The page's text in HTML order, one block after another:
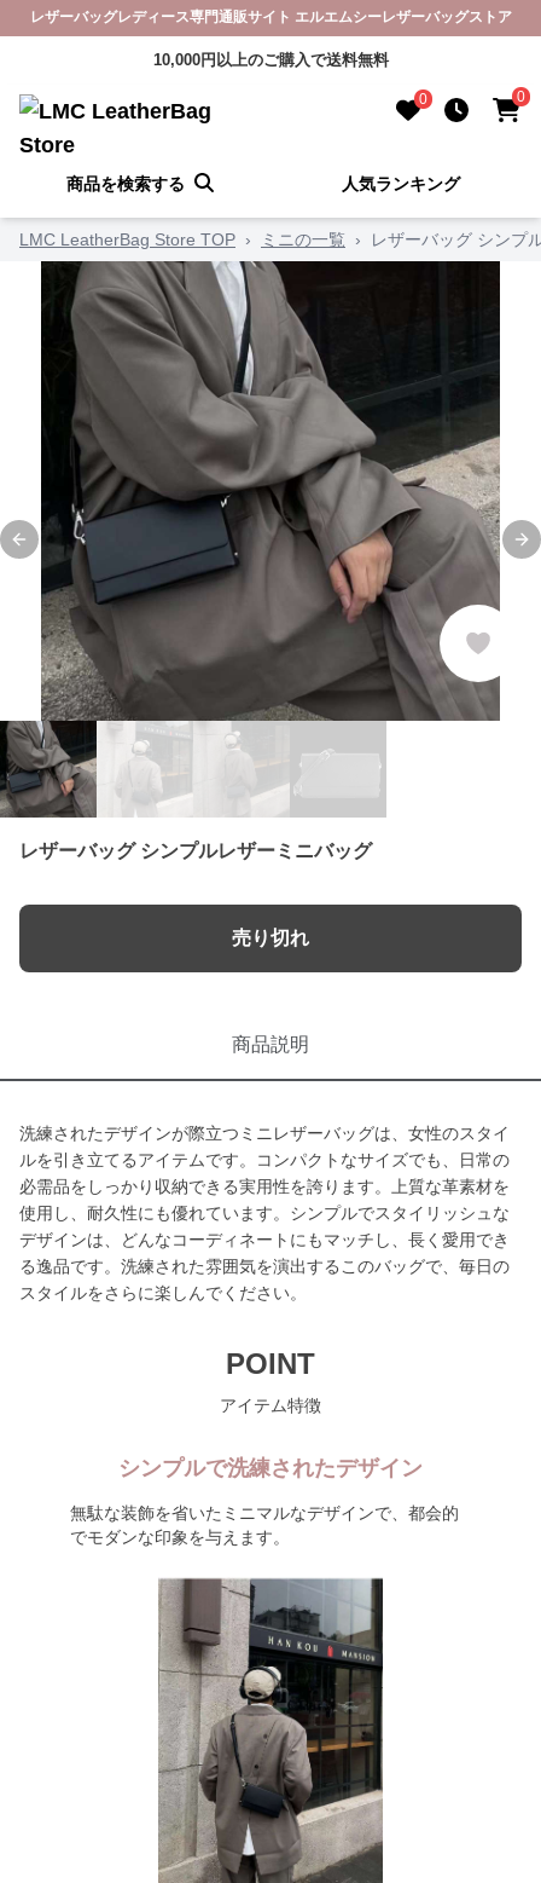
レザーバッグレディース専門通販サイト エルエムシーレザーバッグストア
10,000円以上のご購入で送料無料
0 0
商品を検索する 人気ランキング
LMC LeatherBag Store TOP › ミニの一覧 › レザーバッグ シンプ
Previous slide
レザーバッグ シンプルレザーミニバッグ
売り切れ
商品説明
洗練されたデザインが際立つミニレザーバッグは、女性のスタイ
ルを引き立てるアイテムです。コンパクトなサイズでも、日常の
必需品をしっかり収納できる実用性を誇ります。上質な革素材を
使用し、耐久性にも優れています。シンプルでスタイリッシュな
デザインは、どんなコーディネートにもマッチし、長く愛用でき
る逸品です。洗練された雰囲気を演出するこのバッグで、毎日の
スタイルをさらに楽しんでください。
POINT
アイテム特徴
シンプルで洗練されたデザイン
無駄な装飾を省いたミニマルなデザインで、都会的
でモダンな印象を与えます。